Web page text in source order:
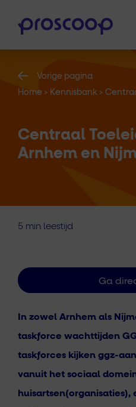
Vorige pagina
Home > Kennisbank > Centraal
Centraal
Arnhem en
5 min leestijd
In zowel Arnhem als
taskforce wachttijden
taskforces kijken ggz-
vanuit het sociaal
huisartsen(organisaties),